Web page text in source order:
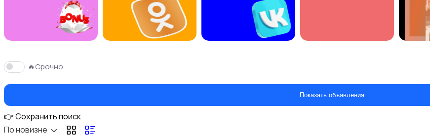
Вакансии2
🔥Срочно
Показать объявления
👉 Сохранить поиск
По новизне